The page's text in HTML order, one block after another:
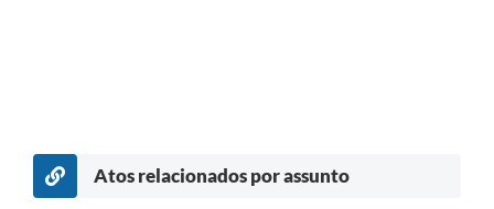
Atos relacionados por assunto